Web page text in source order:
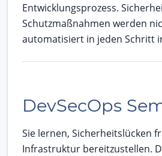
Entwicklungsprozess.
Schutzmaßnahmen werden
automatisiert in jeden Schritt
DevSecOps
Sie lernen, Sicherheitslücken
Infrastruktur bereitzustellen.